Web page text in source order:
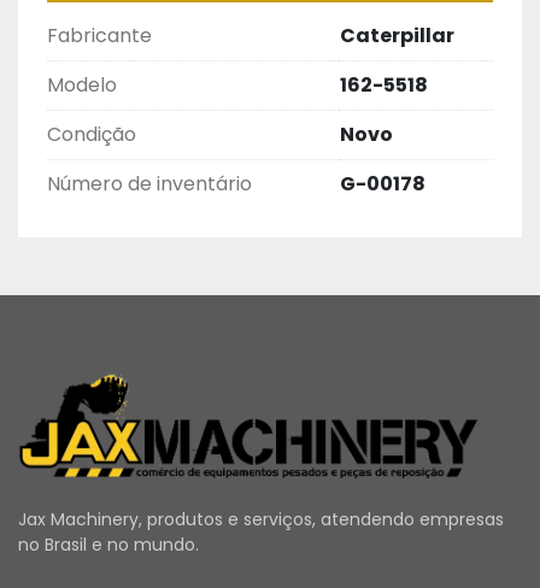
Fabricante
Caterpillar
Modelo
162-5518
Condição
Novo
Número de inventário
G-00178
Jax Machinery, produtos e serviços, atendendo empresas
no Brasil e no mundo.